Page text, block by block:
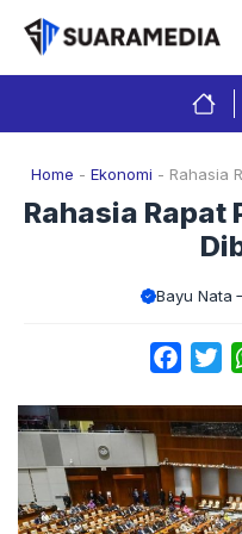
Langsung
isi
Home - Ekonomi - Rahasia
Rahasia Rapat
Bayu Nata